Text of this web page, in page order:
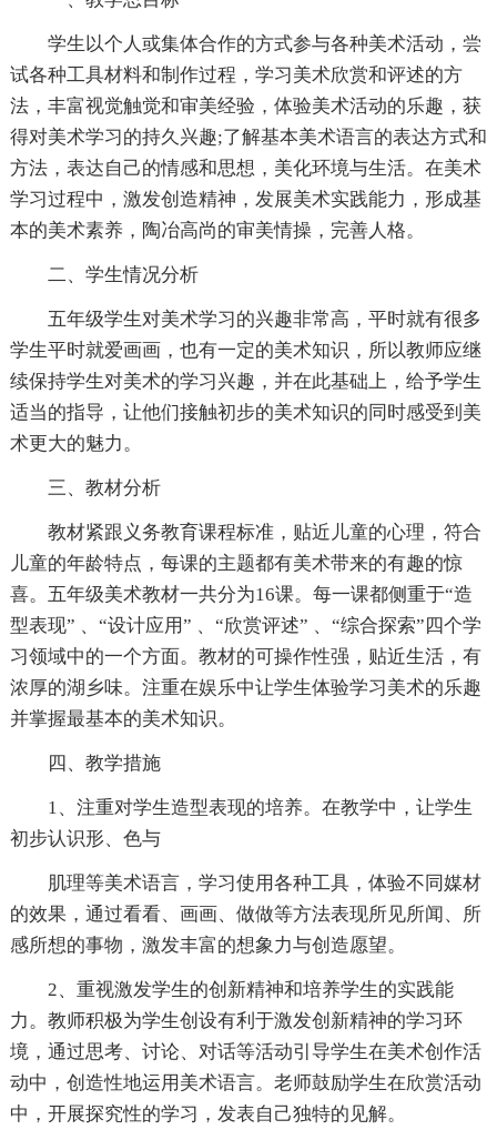
学生以个人或集体合作的方式参与各种美术活动，尝
试各种工具材料和制作过程，学习美术欣赏和评述的方
法，丰富视觉触觉和审美经验，体验美术活动的乐趣，获
得对美术学习的持久兴趣;了解基本美术语言的表达方式和
方法，表达自己的情感和思想，美化环境与生活。在美术
学习过程中，激发创造精神，发展美术实践能力，形成基
本的美术素养，陶冶高尚的审美情操，完善人格。
二、学生情况分析
五年级学生对美术学习的兴趣非常高，平时就有很多
学生平时就爱画画，也有一定的美术知识，所以教师应继
续保持学生对美术的学习兴趣，并在此基础上，给予学生
适当的指导，让他们接触初步的美术知识的同时感受到美
术更大的魅力。
三、教材分析
教材紧跟义务教育课程标准，贴近儿童的心理，符合
儿童的年龄特点，每课的主题都有美术带来的有趣的惊
喜。五年级美术教材一共分为16课。每一课都侧重于“造
型表现” 、“设计应用” 、“欣赏评述” 、“综合探索”四个学
习领域中的一个方面。教材的可操作性强，贴近生活，有
浓厚的湖乡味。注重在娱乐中让学生体验学习美术的乐趣
并掌握最基本的美术知识。
四、教学措施
1、注重对学生造型表现的培养。在教学中，让学生
初步认识形、色与
肌理等美术语言，学习使用各种工具，体验不同媒材
的效果，通过看看、画画、做做等方法表现所见所闻、所
感所想的事物，激发丰富的想象力与创造愿望。
2、重视激发学生的创新精神和培养学生的实践能
力。教师积极为学生创设有利于激发创新精神的学习环
境，通过思考、讨论、对话等活动引导学生在美术创作活
动中，创造性地运用美术语言。老师鼓励学生在欣赏活动
中，开展探究性的学习，发表自己独特的见解。